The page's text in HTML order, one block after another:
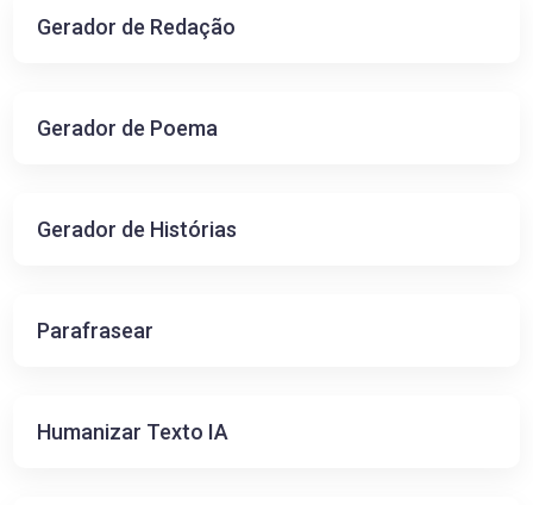
Gerador de Redação
Gerador de Poema
Gerador de Histórias
Parafrasear
Humanizar Texto IA